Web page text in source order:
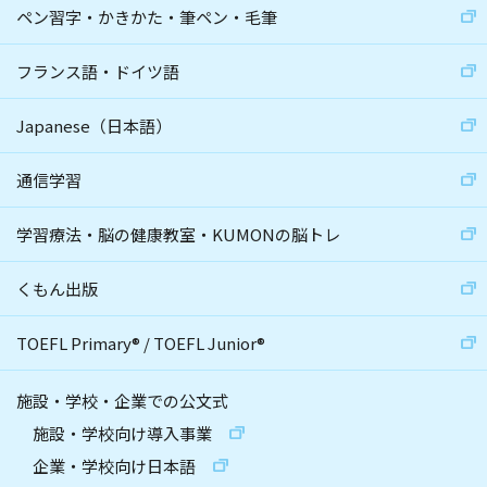
ペン習字・かきかた・筆ペン・毛筆
フランス語・ドイツ語
Japanese（日本語）
通信学習
学習療法・脳の健康教室・KUMONの脳トレ
くもん出版
TOEFL Primary® /TOEFL Junior®
施設・学校・企業での公文式
施設・学校向け導入事業
企業・学校向け日本語